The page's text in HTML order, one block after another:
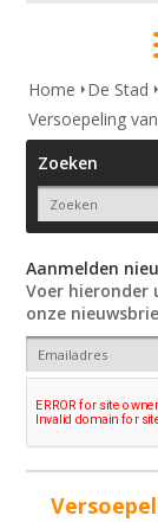
Home
De Stad
Versoepeling
Zoeken
Aanmelden
Voer hieronder
onze